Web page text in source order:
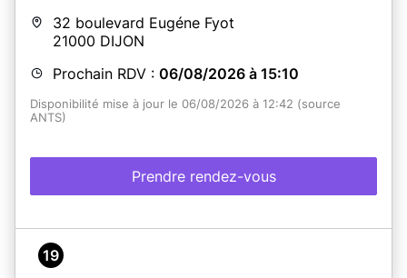
32 boulevard Eugéne Fyot
21000 DIJON
Prochain RDV : 06/08/2026 à 15:10
Disponibilité mise à jour le 06/08/2026 à 12:42 (source
ANTS)
Prendre rendez-vous
19